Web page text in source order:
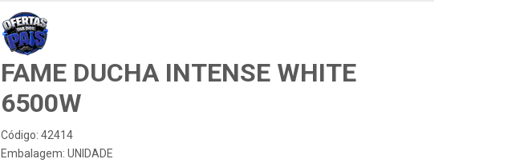
FAME DUCHA INTENSE WHITE
6500W
Código: 42414
Embalagem: UNIDADE